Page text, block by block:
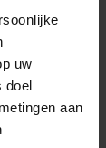
uw
doel
aan